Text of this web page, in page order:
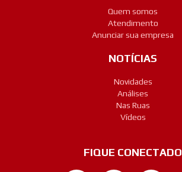
Quem somos
Atendimento
Anunciar sua empresa
NOTÍCIAS
Novidades
Análises
Nas Ruas
Vídeos
FIQUE CONECTADO